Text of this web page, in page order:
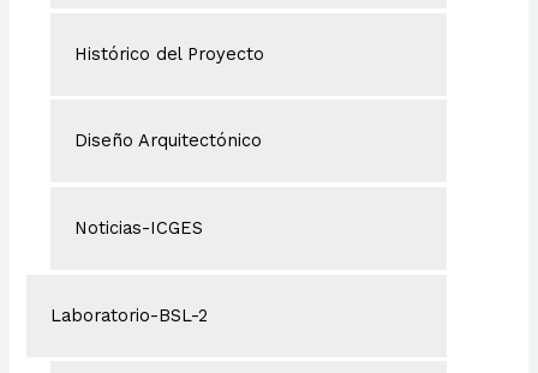
Histórico del Proyecto
Diseño Arquitectónico
Noticias-ICGES
Laboratorio-BSL-2